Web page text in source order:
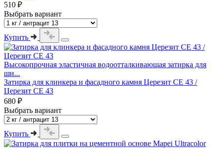
510 ₽
Выбрать вариант
Купить
Высокопрочная эластичная водоотталкивающая затирка для
ши...
Затирка для клинкера и фасадного камня Церезит CE 43 /
Церезит СЕ 43
680 ₽
Выбрать вариант
Купить